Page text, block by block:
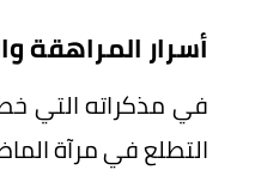
أسرار المراهقة
في مذكراته التي
التطلع في مرآة